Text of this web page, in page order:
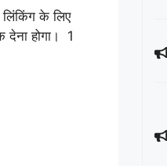
के लिए
देना होगा। 1